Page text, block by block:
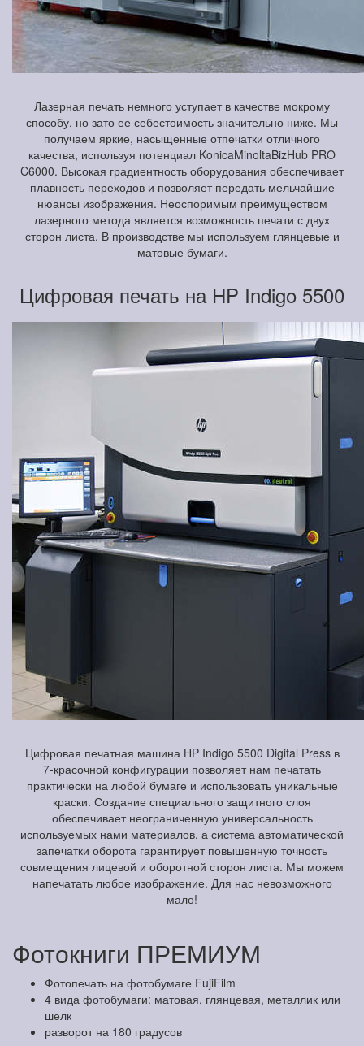
Лазерная печать немного уступает в качестве мокрому
способу, но зато ее себестоимость значительно ниже. Мы
получаем яркие, насыщенные отпечатки отличного
качества, используя потенциал KonicaMinoltaBizHub PRO
C6000. Высокая градиентность оборудования обеспечивает
плавность переходов и позволяет передать мельчайшие
нюансы изображения. Неоспоримым преимуществом
лазерного метода является возможность печати с двух
сторон листа. В производстве мы используем глянцевые и
матовые бумаги.
Цифровая печать на HP Indigo 5500
Цифровая печатная машина HP Indigo 5500 Digital Press в
7-красочной конфигурации позволяет нам печатать
практически на любой бумаге и использовать уникальные
краски. Создание специального защитного слоя
обеспечивает неограниченную универсальность
используемых нами материалов, а система автоматической
запечатки оборота гарантирует повышенную точность
совмещения лицевой и оборотной сторон листа. Мы можем
напечатать любое изображение. Для нас невозможного
мало!
Фотокниги ПРЕМИУМ
Фотопечать на фотобумаге FujiFilm
4 вида фотобумаги: матовая, глянцевая, металлик или
шелк
разворот на 180 градусов